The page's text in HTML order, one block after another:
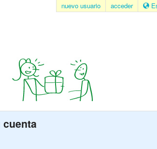
nuevo usuario acceder